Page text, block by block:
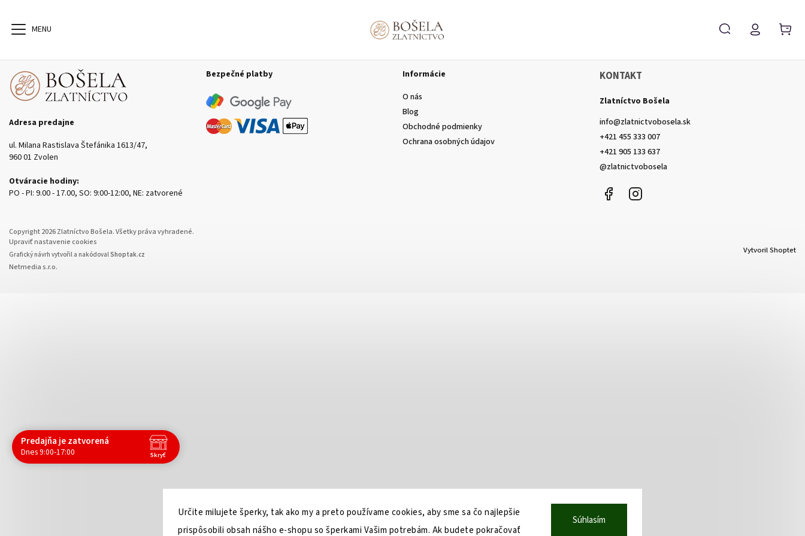
Určite milujete šperky, tak ako my a preto používame cookies, aby sme sa čo najlepšie
prispôsobili obsah nášho e-shopu so šperkami Vašim potrebám. Ak budete pokračovať
Súhlasím
Náušnice Svadobné obrúčky Náramky Retiazky Špeciálne šperky Doplnky
Adresa predajne
ul. Milana Rastislava Štefánika 1613/47,
960 01 Zvolen
Otváracie hodiny:
PO - PI: 9.00 - 17.00, SO: 9:00-12:00, NE: zatvorené
Bezpečné platby
Informácie
O nás
Blog
Obchodné podmienky
Ochrana osobných údajov
KONTAKT
Zlatníctvo Bošela
info@zlatnictvobosela.sk
+421 455 333 007
+421 905 133 637
@zlatnictvobosela
Facebook
Vytvoril Shoptet
Copyright 2026Zlatníctvo Bošela. Všetky práva vyhradené.
Upraviť nastavenie cookies
Grafický návrh vytvořil a nakódovalShoptak.cz
Netmedia s.r.o.
Predajňa je zatvorená
Dnes 9:00-17:00 Skryť
Navštívte nás osobne